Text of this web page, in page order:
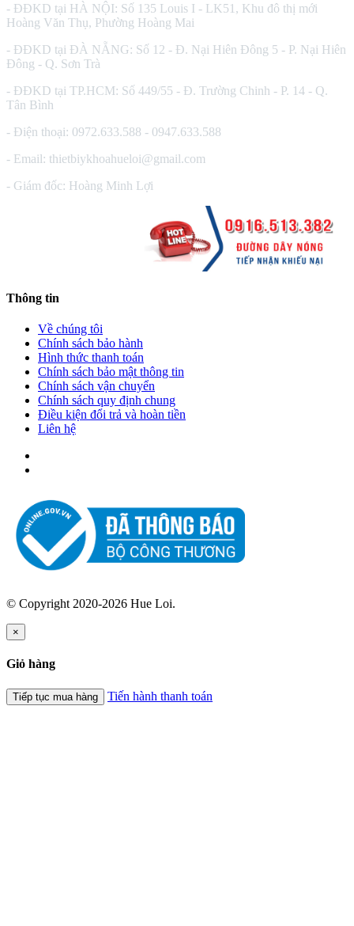
- ĐĐKD tại HÀ NỘI: Số 135 Louis I - LK51, Khu đô thị mới
Hoàng Văn Thụ, Phường Hoàng Mai
- ĐĐKD tại ĐÀ NẴNG: Số 12 - Đ. Nại Hiên Đông 5 - P. Nại Hiên
Đông - Q. Sơn Trà
- ĐĐKD tại TP.HCM: Số 449/55 - Đ. Trường Chinh - P. 14 - Q.
Tân Bình
- Điện thoại: 0972.633.588 - 0947.633.588
- Email: thietbiykhoahueloi@gmail.com
- Giám đốc: Hoàng Minh Lợi
Thông tin
Về chúng tôi
Chính sách bảo hành
Hình thức thanh toán
Chính sách bảo mật thông tin
Chính sách vận chuyển
Chính sách quy định chung
Điều kiện đổi trả và hoàn tiền
Liên hệ
© Copyright 2020-2026 Hue Loi.
×
Giỏ hàng
Tiếp tục mua hàng Tiến hành thanh toán